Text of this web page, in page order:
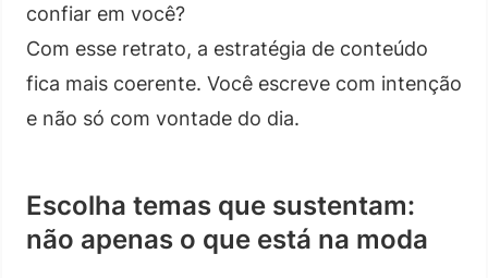
confiar em você?
Com esse retrato, a estratégia de conteúdo
fica mais coerente. Você escreve com intenção
e não só com vontade do dia.
Escolha temas que sustentam:
não apenas o que está na moda